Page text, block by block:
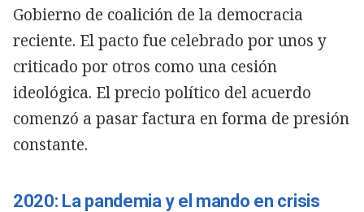
Gobierno de coalición de la democracia
reciente. El pacto fue celebrado por unos y
criticado por otros como una cesión
ideológica. El precio político del acuerdo
comenzó a pasar factura en forma de presión
constante.
2020: La pandemia y el mando en crisis